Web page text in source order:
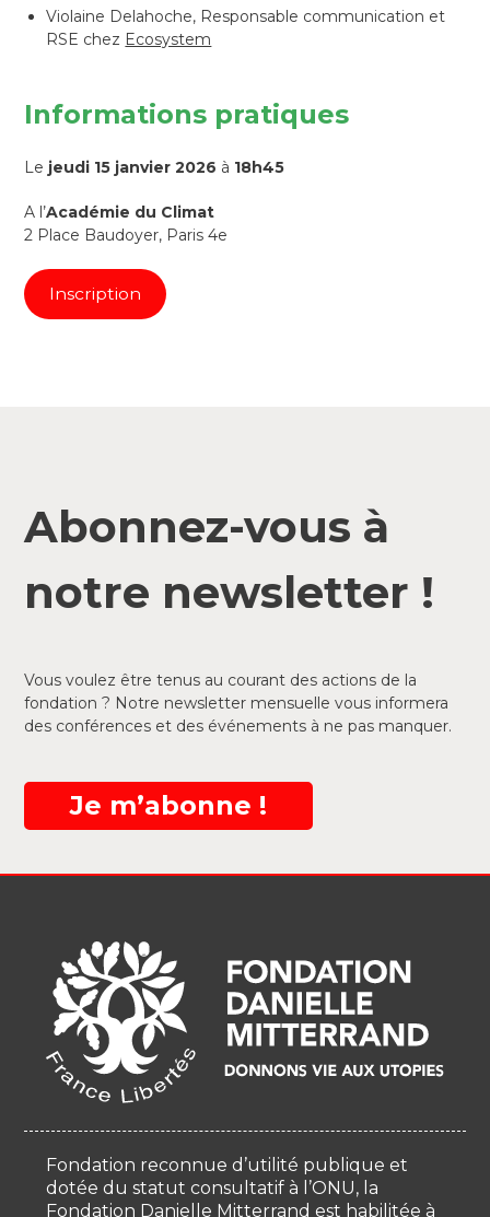
Violaine Delahoche, Responsable communication et
RSE chez Ecosystem
Informations pratiques
Le jeudi 15 janvier 2026 à 18h45
A l’Académie du Climat
2 Place Baudoyer, Paris 4e
Inscription
Abonnez-vous à
notre newsletter !
Vous voulez être tenus au courant des actions de la
fondation ? Notre newsletter mensuelle vous informera
des conférences et des événements à ne pas manquer.
Je m’abonne !
Fondation reconnue d’utilité publique et
dotée du statut consultatif à l’ONU, la
Fondation Danielle Mitterrand est habilitée à